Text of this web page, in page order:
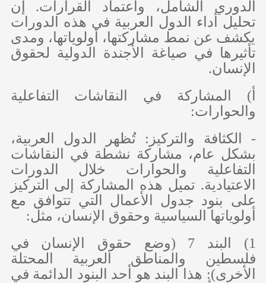
الدوري الشامل، واعتماد القرارات. إن
تحليل أداء الدول العربية في هذه الدورات
يكشف عن نمط مشاركتها، أولوياتها، ومدى
تأثيرها في صياغة الأجندة الدولية لحقوق
الإنسان.
‌أ) المشاركة في النقاشات التفاعلية
والحوارات:
- الكثافة والتركيز: تُظهر الدول العربية،
بشكل عام، مشاركة نشطة في النقاشات
التفاعلية والحوارات خلال الدورات
الاعتيادية. تميل هذه المشاركة إلى التركيز
على بنود جدول الأعمال التي تتوافق مع
أولوياتها السياسية وحقوق الإنسان، مثل:
1) البند 7 (وضع حقوق الإنسان في
فلسطين والمناطق العربية المحتلة
الأخرى): هذا البند هو أحد البنود الدائمة في